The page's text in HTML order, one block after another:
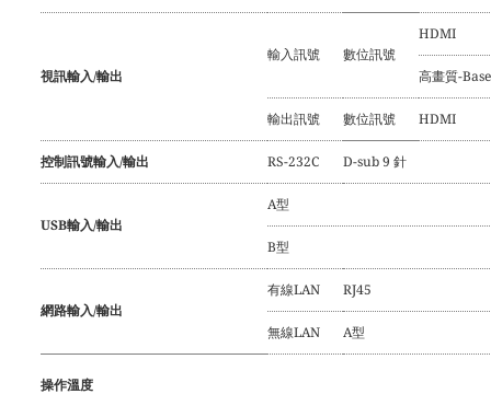
視訊輸入/輸出
輸入訊號 數位訊號
HDMI
高畫質-
輸出訊號 數位訊號 HDMI
控制訊號輸入/輸出 RS-232C D-sub 9 針
USB輸入/輸出
A型
B型
網路輸入/輸出
有線LAN RJ45
無線LAN A型
操作溫度